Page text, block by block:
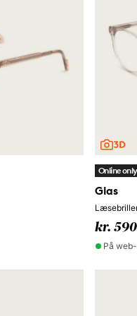
Online only
Glas
kr. 590
På